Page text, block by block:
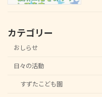
カテゴリー
おしらせ
日々の活動
すずたこども園